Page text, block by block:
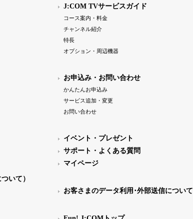
いて）
J:COM TVサービスガイド
コース案内・料金
チャンネル紹介
特長
オプション・周辺機器
お申込み・お問い合わせ
かんたんお申込み
サービス追加・変更
お問い合わせ
イベント・プレゼント
サポート・よくある質問
マイページ
お客さまのデータ利用･外部送信について